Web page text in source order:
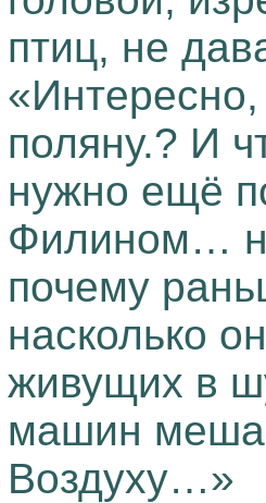
птиц, не
поляну.? И
нужно ещё
Филином…
почему
насколько
живущих в
машин
Воздуху…»